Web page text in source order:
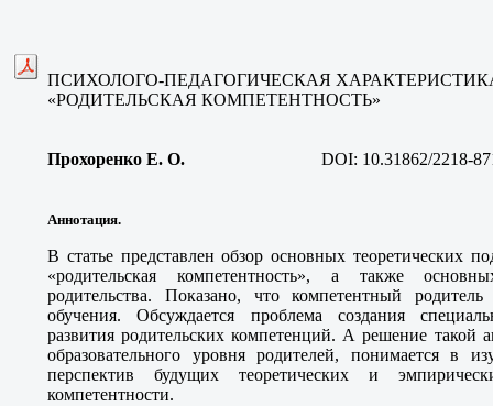
ПСИХОЛОГО-ПЕДАГОГИЧЕСКАЯ
«РОДИТЕЛЬСКАЯ КОМПЕТЕНТНОСТЬ»
Прохоренко Е. О. DOI: 10.31862/2218-
Аннотация.
В статье представлен обзор основных теоретических
«родительская компетентность», а также
родительства. Показано, что компетентный
обучения. Обсуждается проблема создания
развития родительских компетенций. А решение такой
образовательного уровня родителей, понимается в
перспектив будущих теоретических и
компетентности.